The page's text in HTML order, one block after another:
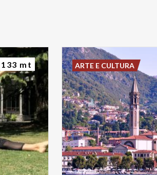
133 mt ARTE E CULTURA